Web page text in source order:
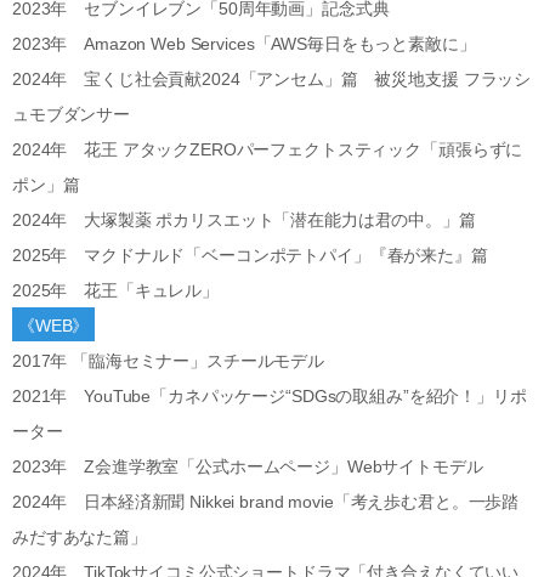
2023年 セブンイレブン「50周年動画」記念式典
2023年 Amazon Web Services「AWS毎日をもっと素敵に」
2024年 宝くじ社会貢献2024「アンセム」篇 被災地支援 フラッシ
ュモブダンサー
2024年 花王 アタックZEROパーフェクトスティック「頑張らずに
ポン」篇
2024年 大塚製薬 ポカリスエット「潜在能力は君の中。」篇
2025年 マクドナルド「ベーコンポテトパイ」『春が来た』篇
2025年 花王「キュレル」
《WEB》
2017年 「臨海セミナー」スチールモデル
2021年 YouTube「カネパッケージ“SDGsの取組み”を紹介！」リポ
ーター
2023年 Z会進学教室「公式ホームページ」Webサイトモデル
2024年 日本経済新聞 Nikkei brand movie「考え歩む君と。一歩踏
みだすあなた篇」
2024年 TikTokサイコミ公式ショートドラマ「付き合えなくていい